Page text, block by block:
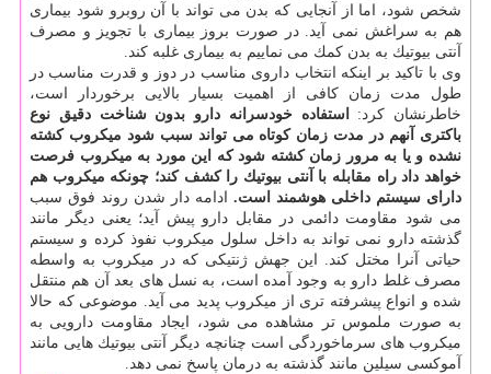
شخص شود، اما از آنجایی كه بدن می تواند با آن روبرو شود بیماری
هم به سراغش نمی آید. در صورت بروز بیماری با تجویز و مصرف
آنتی بیوتیك به بدن كمك می نماییم به بیماری غلبه كند.
وی با تاكید بر اینكه انتخاب داروی مناسب در دوز و قدرت مناسب در
طول مدت زمان كافی از اهمیت بسیار بالایی برخوردار است،
خاطرنشان كرد:
استفاده خودسرانه دارو بدون شناخت دقیق نوع
باكتری آنهم در مدت زمان كوتاه می تواند سبب شود میكروب كشته
نشده و یا به مرور زمان كشته شود كه این مورد به میكروب فرصت
خواهد داد راه مقابله با آنتی بیوتیك را كشف كند؛ چونكه میكروب هم
دارای سیستم داخلی هوشمند است. ادامه دار شدن روند فوق سبب
می شود مقاومت دائمی در مقابل دارو پیش آید؛ یعنی دیگر مانند
گذشته دارو نمی تواند به داخل سلول میكروب نفوذ كرده و سیستم
حیاتی آنرا مختل كند. این جهش ژنتیكی كه در میكروب به واسطه
مصرف غلط دارو به وجود آمده است، به نسل های بعد آن هم منتقل
شده و انواع پیشرفته تری از میكروب پدید می آید. موضوعی كه حالا
به صورت ملموس تر مشاهده می شود، ایجاد مقاومت دارویی به
میكروب های سرماخوردگی است چنانچه دیگر آنتی بیوتیك هایی مانند
آموكسی سیلین مانند گذشته به درمان پاسخ نمی دهد.